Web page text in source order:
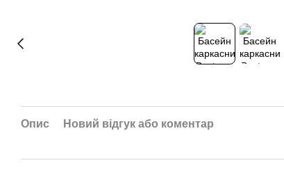
Опис Новий відгук або коментар